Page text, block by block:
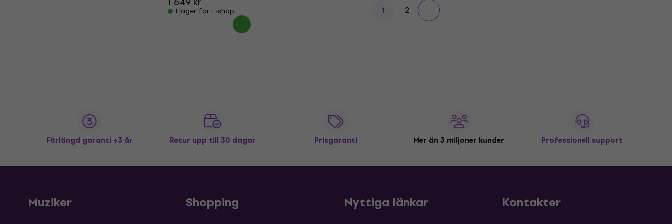
I lager för E-shop 1 2
Förlängd garanti +3 år Retur upp till 30 dagar Prisgaranti Mer än 3 miljoner kunder Professionell support
Muziker Shopping Nyttiga länkar Kontakter